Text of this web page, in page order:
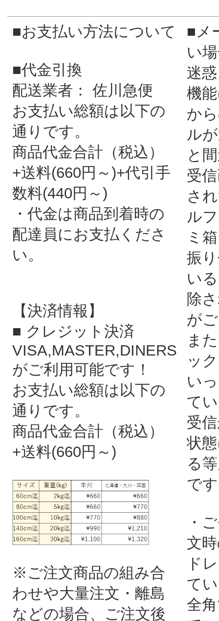
■お支払い方法について
■代金引換
配送業者： 佐川急便
お支払い総額は以下の
通りです。
商品代金合計（税込）
+送料(660円～)+代引手
数料(440円～)
・代金は商品到着時の
配達員にお支払くださ
い。
【決済情報】
■ クレジット決済
VISA,MASTER,DINERS
がご利用可能です！
お支払い総額は以下の
通りです。
商品代金合計（税込）
+送料(660円～)
※ご注文商品の組み合
わせや大量注文・離島
などの場合、ご注文後
■メ
い
迷
機
か
ル
と
受
さ
ル
ミ
振
い
除
が
ま
ッ
い
て
受
状
る
で
・
文
ド
て
全